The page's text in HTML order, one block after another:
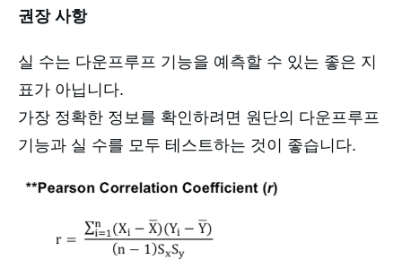
권장 사항
실 수는 다운프루프 기능을 예측할 수 있는 좋은 지
표가 아닙니다.
가장 정확한 정보를 확인하려면 원단의 다운프루프
기능과 실 수를 모두 테스트하는 것이 좋습니다.